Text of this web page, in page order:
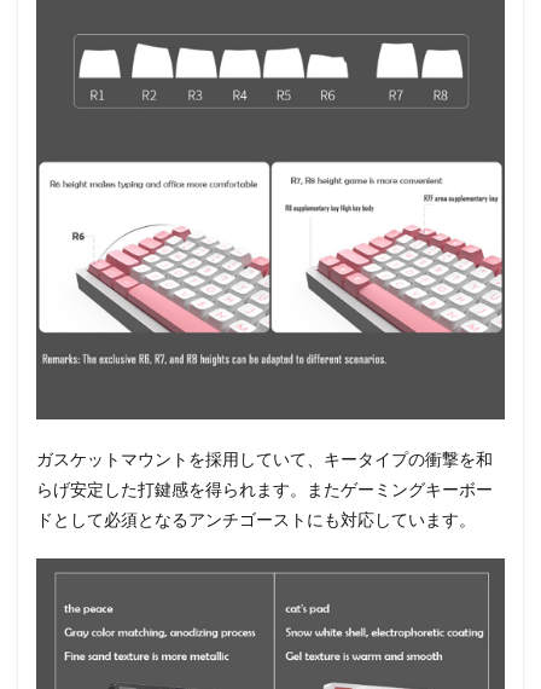
ガスケットマウントを採用していて、キータイプの衝撃を和
らげ安定した打鍵感を得られます。またゲーミングキーボー
ドとして必須となるアンチゴーストにも対応しています。